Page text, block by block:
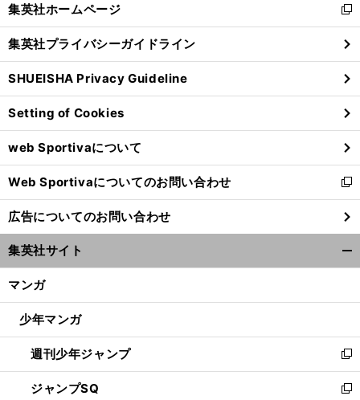
経
。
ヘ
」
閉
る
集英社ホームページ
新
し
い
ウ
ィ
ン
ド
ウ
で
開
く
集英社プライバシーガイドライン
SHUEISHA Privacy Guideline
Setting of Cookies
web Sportivaについて
Web Sportivaについてのお問い合わせ
新
し
い
ウ
ィ
ン
ウ
開
く
広告についてのお問い合わせ
集英社サイト
マンガ
少年マンガ
週刊少年ジャンプ
新
し
い
ジャンプSQ
新